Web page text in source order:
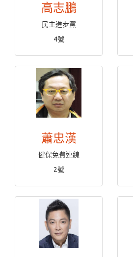
高志鵬
民主進步黨
4號
蕭忠漢
健保免費連線
2號